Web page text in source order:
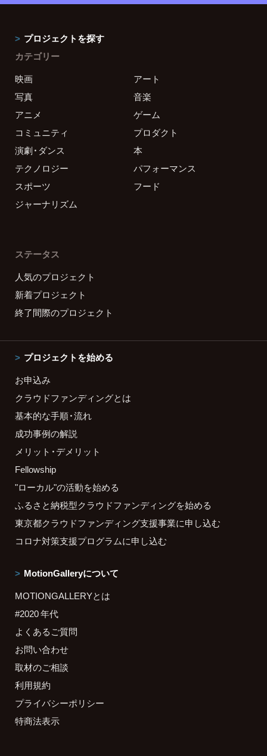
プロジェクトを探す
カテゴリー
映画
アート
写真
音楽
アニメ
ゲーム
コミュニティ
プロダクト
演劇・ダンス
本
テクノロジー
パフォーマンス
スポーツ
フード
ジャーナリズム
ステータス
人気のプロジェクト
新着プロジェクト
終了間際のプロジェクト
プロジェクトを始める
お申込み
クラウドファンディングとは
基本的な手順・流れ
成功事例の解説
メリット・デメリット
Fellowship
"ローカル"の活動を始める
ふるさと納税型クラウドファンディングを始める
東京都クラウドファンディング支援事業に申し込む
コロナ対策支援プログラムに申し込む
MotionGalleryについて
MOTIONGALLERYとは
#2020 年代
よくあるご質問
お問い合わせ
取材のご相談
利用規約
プライバシーポリシー
特商法表示